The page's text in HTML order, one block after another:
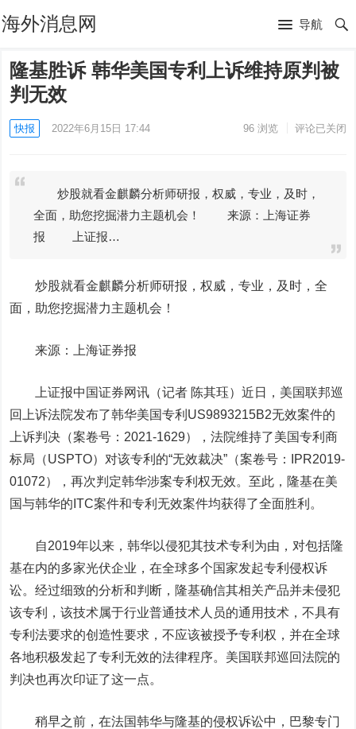
海外消息网 导航
隆基胜诉 韩华美国专利上诉维持原判被
判无效
快报 2022年6月15日 17:44 96浏览 评论已关闭
炒股就看金麒麟分析师研报，权威，专业，及时，
全面，助您挖掘潜力主题机会！ 来源：上海证券
报 上证报…
炒股就看金麒麟分析师研报，权威，专业，及时，全
面，助您挖掘潜力主题机会！
来源：上海证券报
上证报中国证券网讯（记者 陈其珏）近日，美国联邦巡
回上诉法院发布了韩华美国专利US9893215B2无效案件的
上诉判决（案卷号：2021-1629），法院维持了美国专利商
标局（USPTO）对该专利的“无效裁决”（案卷号：IPR2019-
01072），再次判定韩华涉案专利权无效。至此，隆基在美
国与韩华的ITC案件和专利无效案件均获得了全面胜利。
自2019年以来，韩华以侵犯其技术专利为由，对包括隆
基在内的多家光伏企业，在全球多个国家发起专利侵权诉
讼。经过细致的分析和判断，隆基确信其相关产品并未侵犯
该专利，该技术属于行业普通技术人员的通用技术，不具有
专利法要求的创造性要求，不应该被授予专利权，并在全球
各地积极发起了专利无效的法律程序。美国联邦巡回法院的
判决也再次印证了这一点。
稍早之前，在法国韩华与隆基的侵权诉讼中，巴黎专门